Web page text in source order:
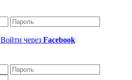
Войти через Facebook